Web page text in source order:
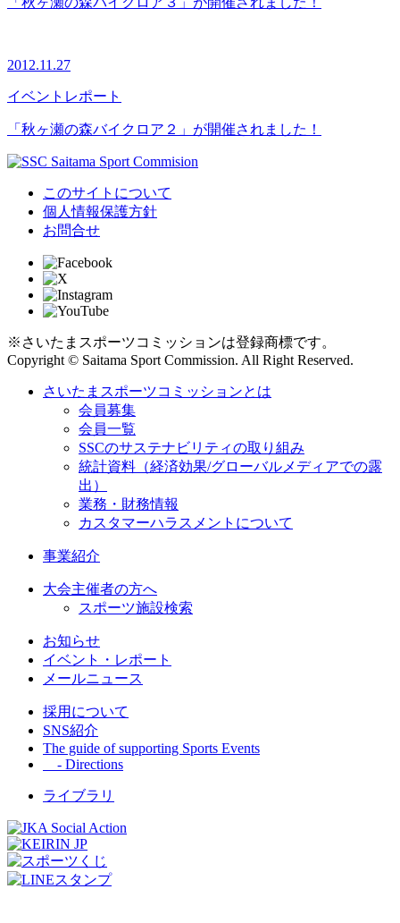
2012.11.27
イベント レポート
「秋ヶ瀬の森バイクロア２」が開催されました！
このサイトについて
個人情報保護方針
お問合せ
※さいたまスポーツコミッションは登録商標です。
Copyright © Saitama Sport Commission. All Right Reserved.
さいたまスポーツコミッションとは
会員募集
会員一覧
SSCのサステナビリティの取り組み
統計資料（経済効果/グローバルメディアでの露
出）
業務・財務情報
カスタマーハラスメントについて
事業紹介
大会主催者の方へ
スポーツ施設検索
お知らせ
イベント・レポート
メールニュース
採用について
SNS紹介
The guide of supporting Sports Events
- Directions
ライブラリ